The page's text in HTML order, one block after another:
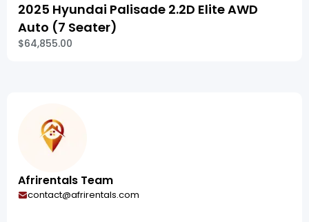
2025 Hyundai Palisade 2.2D Elite AWD
Auto (7 Seater)
$64,855.00
Afrirentals Team
contact@afrirentals.com